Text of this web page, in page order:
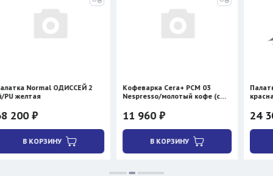
ОДИССЕЙ 2
Кофеварка Cera+ PCM 03
Nespresso/молотый кофе (с
Палатка BTrace
красная
28 590 ₽